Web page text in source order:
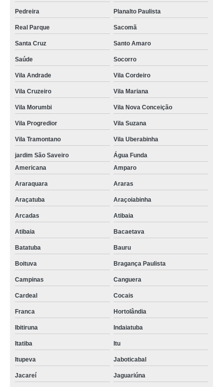
Pedreira Planalto Paulista
Real Parque Sacomã
Santa Cruz Santo Amaro
Saúde Socorro
Vila Andrade Vila Cordeiro
Vila Cruzeiro Vila Mariana
Vila Morumbi Vila Nova Conceição
Vila Progredior Vila Suzana
Vila Tramontano Vila Uberabinha
jardim São Saveiro
Água Funda
Americana
Amparo
Araraquara Araras
Araçatuba Araçoiabinha
Arcadas Atibaia
Atibaia Bacaetava
Batatuba Bauru
Boituva Bragança Paulista
Campinas Canguera
Cardeal Cocais
Franca Hortolândia
Ibitiruna Indaiatuba
Itatiba Itu
Itupeva Jaboticabal
Jacareí Jaguariúna